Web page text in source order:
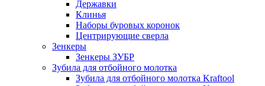
Державки
Клинья
Наборы буровых коронок
Центрирующие сверла
Зенкеры
Зенкеры ЗУБР
Зубила для отбойного молотка
Зубила для отбойного молотка Kraftool